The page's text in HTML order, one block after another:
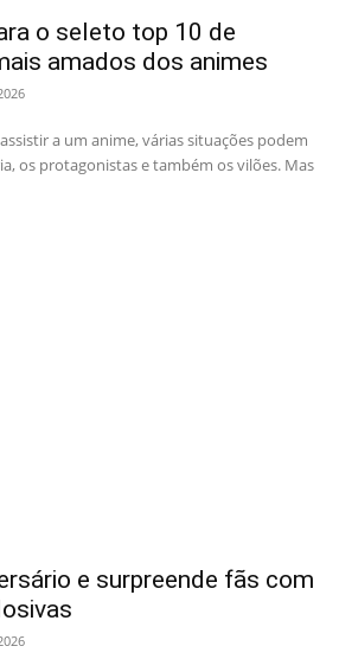
o seleto top 10 de
amados dos animes
a um anime, várias situações podem
os protagonistas e também os vilões. Mas
e surpreende fãs com